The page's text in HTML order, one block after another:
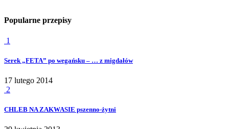
Popularne przepisy
1
Serek „FETA” po wegańsku – … z migdałów
17 lutego 2014
2
CHLEB NA ZAKWASIE pszenno-żytni